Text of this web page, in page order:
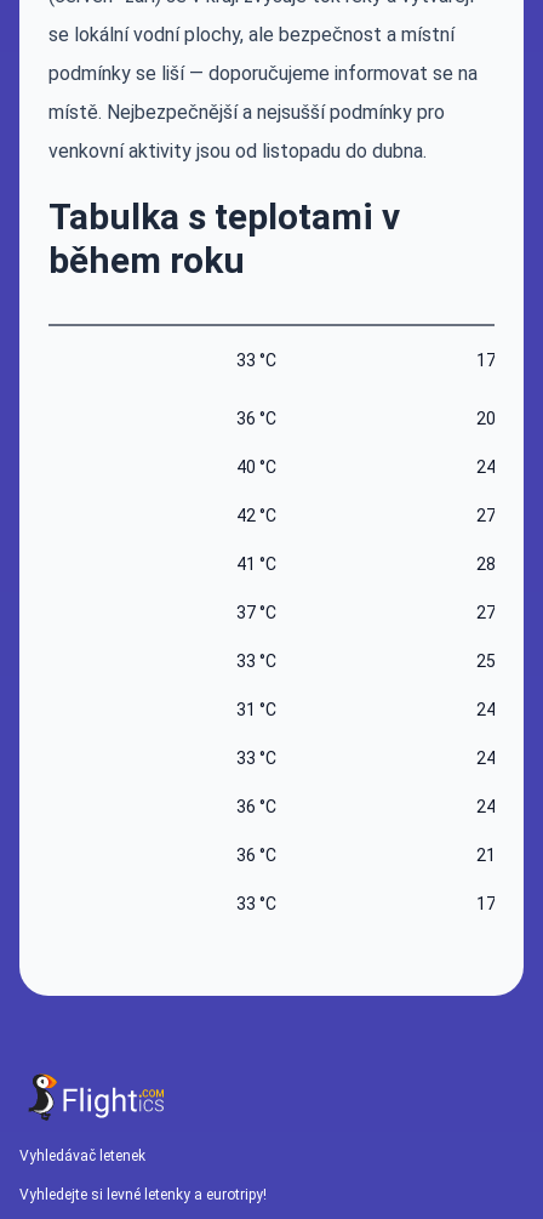
se lokální vodní plochy, ale bezpečnost a místní
podmínky se liší — doporučujeme informovat se na
místě. Nejbezpečnější a nejsušší podmínky pro
venkovní aktivity jsou od listopadu do dubna.
Tabulka s teplotami v
během roku
33 °C 17 °C
36 °C 20 °C
40 °C 24 °C
42 °C 27 °C
41 °C 28 °C
37 °C 27 °C
33 °C 25 °C
31 °C 24 °C
33 °C 24 °C
36 °C 24 °C
36 °C 21 °C
33 °C 17 °C
Vyhledávač letenek
Vyhledejte si levné letenky a eurotripy!